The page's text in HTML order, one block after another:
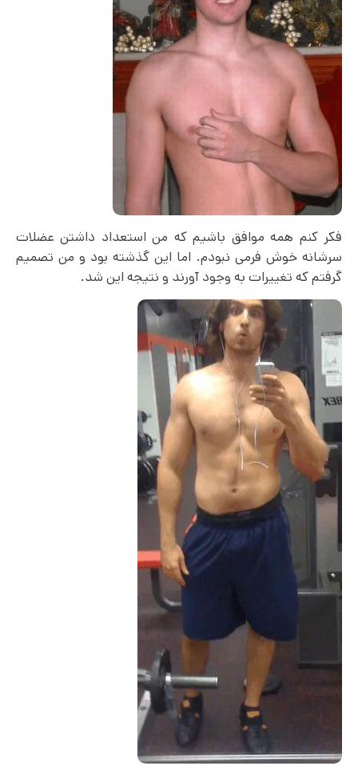
فکر کنم همه موافق باشیم که من استعداد داشتن عضلات
سرشانه خوش فرمی نبودم. اما این گذشته بود و من تصمیم
گرفتم که تغییرات به وجود آورند و نتیجه این شد.